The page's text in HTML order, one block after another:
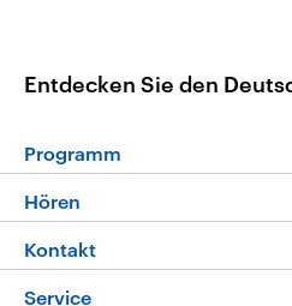
Entdecken Sie den
Programm
Programm
Die Nachrichten
Hören
Livestream
Kontakt
Hörerservice
Service